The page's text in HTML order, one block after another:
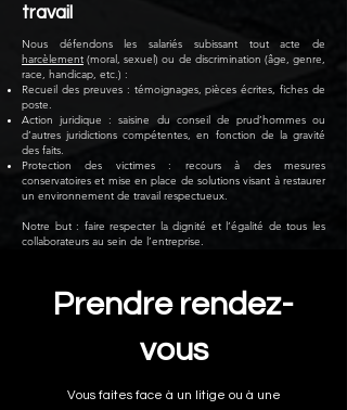
travail
Nous défendons les salariés subissant tout acte de
harcèlement (moral, sexuel) ou de discrimination (âge, genre,
race, handicap, etc.) :
Recueil des preuves : témoignages, pièces écrites, fiches de
poste.
Action juridique : saisine du conseil de prud’hommes ou
d’autres juridictions compétentes, en fonction de la gravité
des faits.
Protection des victimes : recours à des mesures
conservatoires et mise en place de solutions visant à restaurer
un environnement de travail respectueux.
Notre but : faire respecter la dignité et l’égalité de tous les
collaborateurs au sein de l’entreprise.
Prendre rendez-
vous
Vous faites face à un litige ou à une